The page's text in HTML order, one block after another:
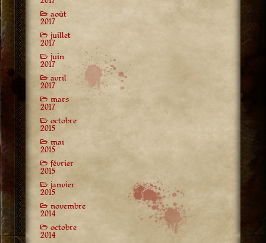
août
2017
juillet
2017
juin
2017
avril
2017
mars
2017
octobre
2015
mai
2015
février
2015
janvier
2015
novembre
2014
octobre
2014